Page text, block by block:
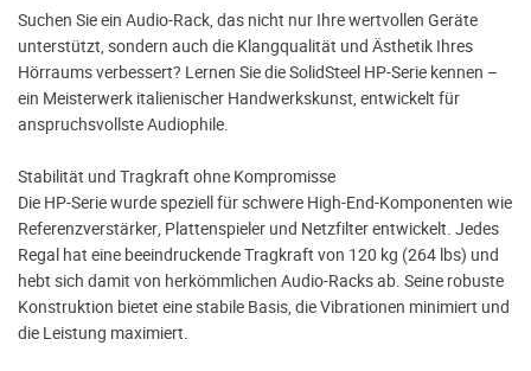
Suchen Sie ein Audio-Rack, das nicht nur Ihre wertvollen Geräte
unterstützt, sondern auch die Klangqualität und Ästhetik Ihres
Hörraums verbessert? Lernen Sie die SolidSteel HP-Serie kennen –
ein Meisterwerk italienischer Handwerkskunst, entwickelt für
anspruchsvollste Audiophile.
Stabilität und Tragkraft ohne Kompromisse
Die HP-Serie wurde speziell für schwere High-End-Komponenten wie
Referenzverstärker, Plattenspieler und Netzfilter entwickelt. Jedes
Regal hat eine beeindruckende Tragkraft von 120 kg (264 lbs) und
hebt sich damit von herkömmlichen Audio-Racks ab. Seine robuste
Konstruktion bietet eine stabile Basis, die Vibrationen minimiert und
die Leistung maximiert.